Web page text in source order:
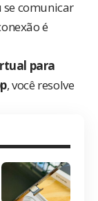
se comunicar
é
para
, você resolve